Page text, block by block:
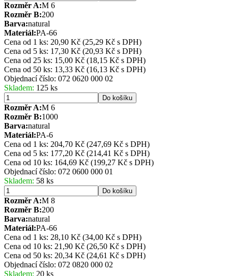
Rozměr A:M 6
Rozměr B:200
Barva:natural
Materiál:PA-66
Cena od 1 ks: 20,90 Kč (25,29 Kč s DPH)
Cena od 5 ks: 17,30 Kč (20,93 Kč s DPH)
Cena od 25 ks: 15,00 Kč (18,15 Kč s DPH)
Cena od 50 ks: 13,33 Kč (16,13 Kč s DPH)
Objednací číslo: 072 0620 000 02
Skladem: 125 ks
Do košíku
Rozměr A:M 6
Rozměr B:1000
Barva:natural
Materiál:PA-6
Cena od 1 ks: 204,70 Kč (247,69 Kč s DPH)
Cena od 5 ks: 177,20 Kč (214,41 Kč s DPH)
Cena od 10 ks: 164,69 Kč (199,27 Kč s DPH)
Objednací číslo: 072 0600 000 01
Skladem: 58 ks
Do košíku
Rozměr A:M 8
Rozměr B:200
Barva:natural
Materiál:PA-66
Cena od 1 ks: 28,10 Kč (34,00 Kč s DPH)
Cena od 10 ks: 21,90 Kč (26,50 Kč s DPH)
Cena od 50 ks: 20,34 Kč (24,61 Kč s DPH)
Objednací číslo: 072 0820 000 02
Skladem: 20 ks